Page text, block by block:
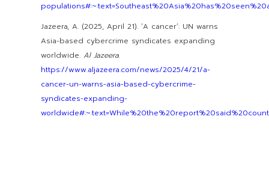
Jazeera, A. (2025, April 21). ‘A cancer’: UN warns
Asia-based cybercrime syndicates expanding
worldwide. Al Jazeera.
https://www.aljazeera.com/news/2025/4/21/a-
cancer-un-warns-asia-based-cybercrime-
syndicates-expanding-